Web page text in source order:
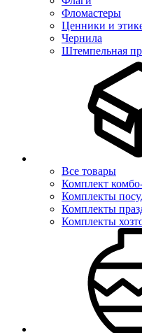
Фломастеры
Ценники и
Чернила
Штемпельная
Все товары
Комплект
Комплекты
Комплекты
Комплекты